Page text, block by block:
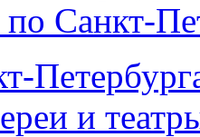
Санкт-
и